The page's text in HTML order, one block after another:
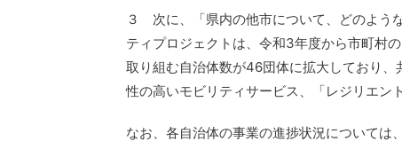
３ 次に、「県内の他市について、どのよう
ティプロジェクトは、令和3年度から市町村
取り組む自治体数が46団体に拡大しており
性の高いモビリティサービス、「レジリエン
なお、各自治体の事業の進捗状況については